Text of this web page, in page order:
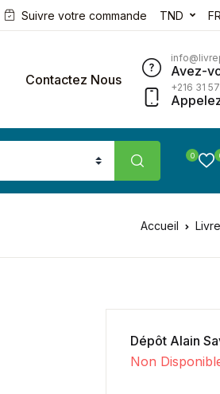
Suivre votre commande TND FR
Contactez Nous
Avez-
+216 31
0
Accueil
Dépôt Alain
Non